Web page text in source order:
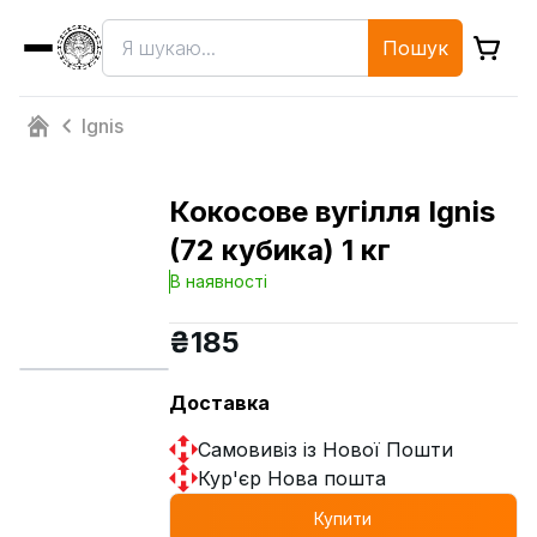
Пошук
Ignis
Кокосове вугілля Ignis
(72 кубика) 1 кг
В наявності
₴185
Доставка
Самовивіз із Нової Пошти
Кур'єр Нова пошта
Купити